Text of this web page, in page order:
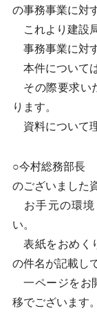
の事務事業に対
これより建設
事務事業に対
本件について
その際要求い
ります。
資料について
○今村総務部長
のございました
お手元の環境
い。
表紙をおめく
の件名が記載し
一ページをお
移でございます。